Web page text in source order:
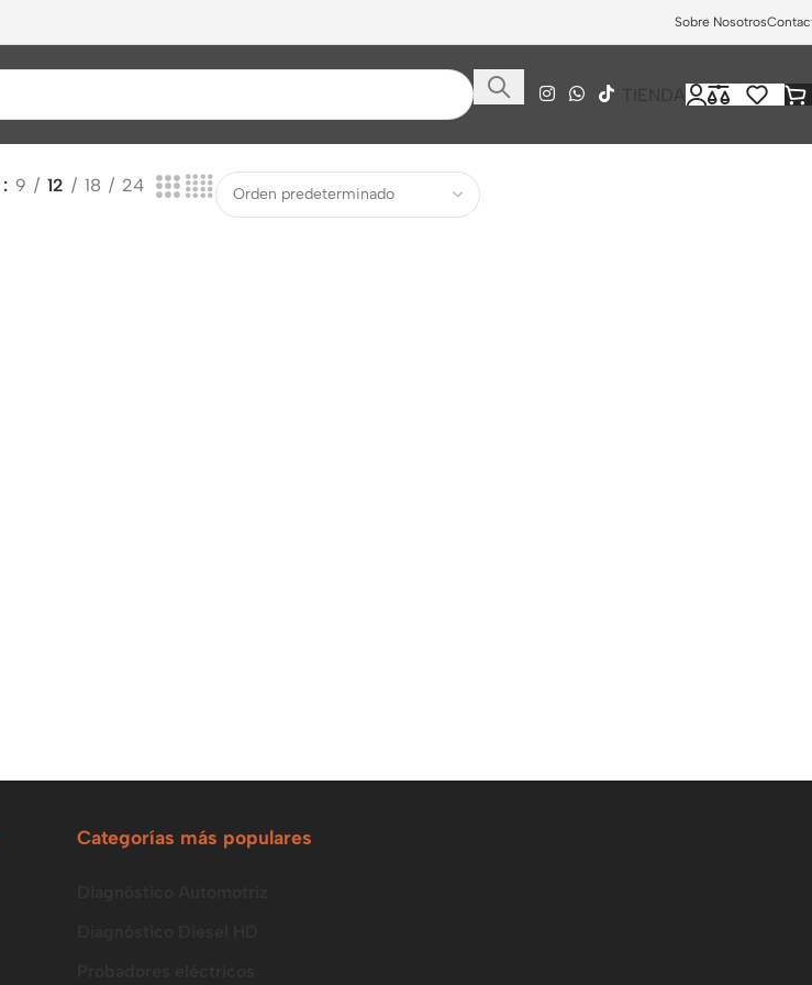
Sobre Nosotros
TIENDA
9 12 18 24
Categorías más populares